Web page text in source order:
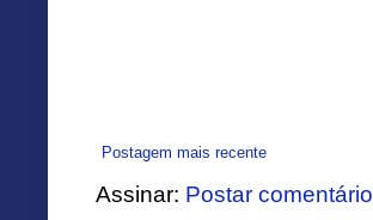
Postagem mais recente
Assinar: Postar